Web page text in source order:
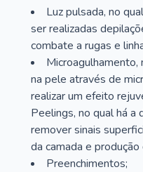
Luz pulsada, no
ser realizadas
combate a rugas e
Microagulhamento,
na pele através de
realizar um efeito
Peelings, no qual há a
remover sinais
da camada e
Preenchimentos;